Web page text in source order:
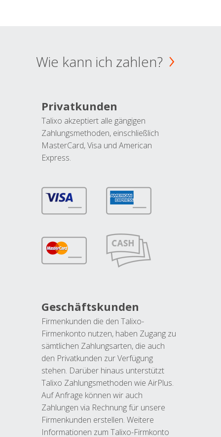
Wie kann ich zahlen?
Privatkunden
Talixo akzeptiert alle gängigen
Zahlungsmethoden, einschließlich
MasterCard, Visa und American
Express.
Geschäftskunden
Firmenkunden die den Talixo-
Firmenkonto nutzen, haben Zugang zu
sämtlichen Zahlungsarten, die auch
den Privatkunden zur Verfügung
stehen. Darüber hinaus unterstützt
Talixo Zahlungsmethoden wie AirPlus.
Auf Anfrage können wir auch
Zahlungen via Rechnung für unsere
Firmenkunden erstellen. Weitere
Informationen zum Talixo-Firmkonto